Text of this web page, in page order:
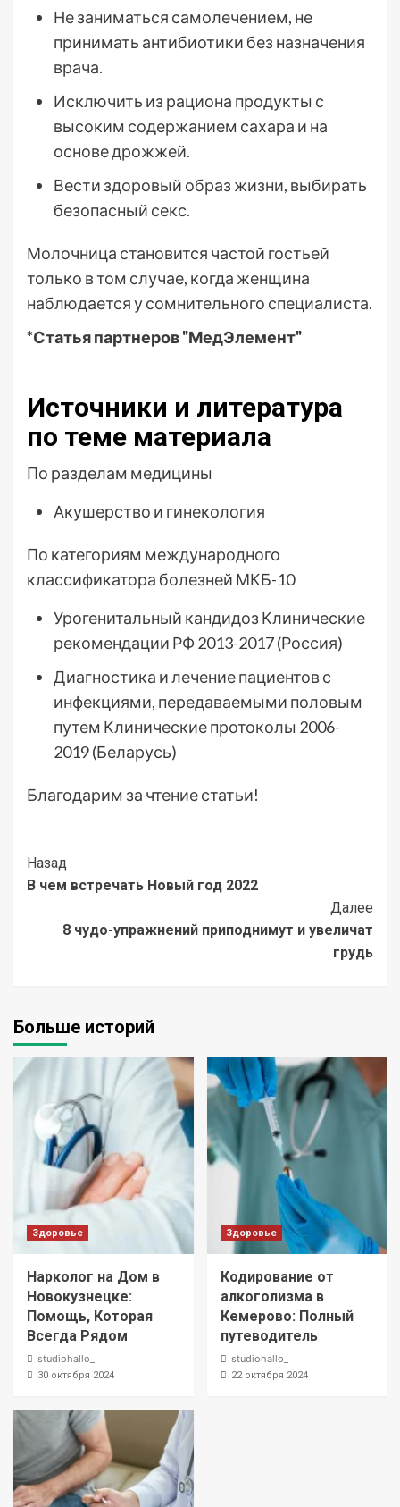
Не заниматься самолечением, не
принимать антибиотики без назначения
врача.
Исключить из рациона продукты с
высоким содержанием сахара и на
основе дрожжей.
Вести здоровый образ жизни, выбирать
безопасный секс.
Молочница становится частой гостьей
только в том случае, когда женщина
наблюдается у сомнительного специалиста.
*Статья партнеров "МедЭлемент"
Источники и литература
по теме материала
По разделам медицины
Акушерство и гинекология
По категориям международного
классификатора болезней МКБ-10
Урогенитальный кандидоз Клинические
рекомендации РФ 2013-2017 (Россия)
Диагностика и лечение пациентов с
инфекциями, передаваемыми половым
путем Клинические протоколы 2006-
2019 (Беларусь)
Благодарим за чтение статьи!
Post
Navigation
Назад
В чем встречать Новый год 2022
Далее
8 чудо-упражнений приподнимут и увеличат
грудь
Больше историй
Здоровье
Нарколог на Дом в
Новокузнецке:
Помощь, Которая
Всегда Рядом
studiohallo_
30 октября 2024
Здоровье
Кодирование от
алкоголизма в
Кемерово: Полный
путеводитель
studiohallo_
22 октября 2024